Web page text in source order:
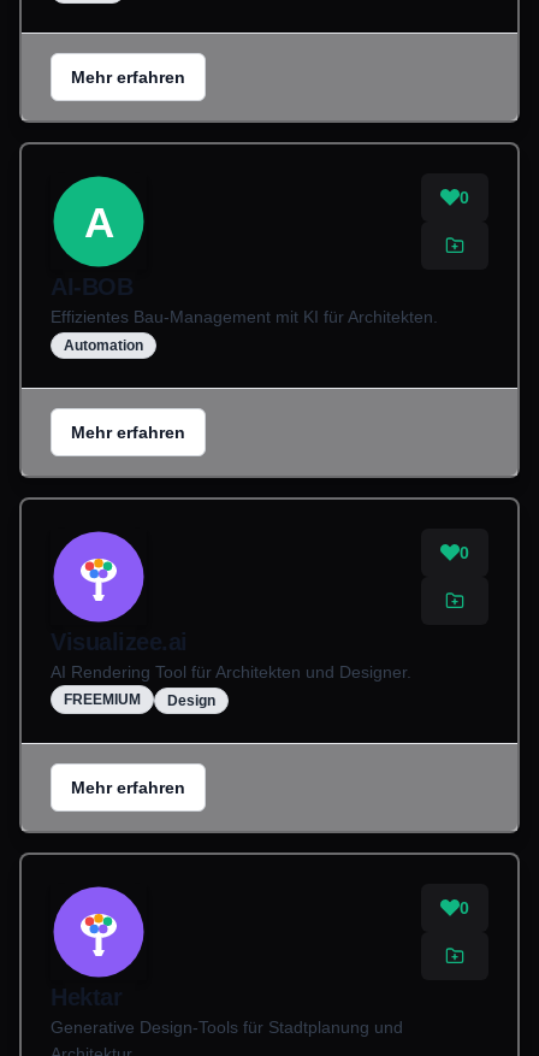
Mehr erfahren
A
0
AI-BOB
Effizientes Bau-Management mit KI für Architekten.
Automation
Mehr erfahren
0
Visualizee.ai
AI Rendering Tool für Architekten und Designer.
FREEMIUM Design
Mehr erfahren
0
Hektar
Generative Design-Tools für Stadtplanung und